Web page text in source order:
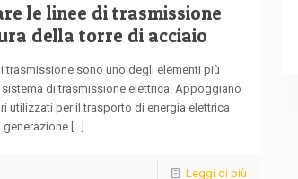
le linee di trasmissione
della torre di acciaio
trasmissione sono uno degli elementi più
di trasmissione elettrica. Appoggiano
utilizzati per il trasporto di energia elettrica
generazione[...]
Leggi di più